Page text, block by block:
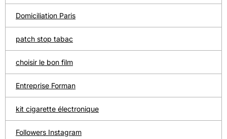
Domiciliation Paris
patch stop tabac
choisir le bon film
Entreprise Forman
kit cigarette électronique
Followers Instagram